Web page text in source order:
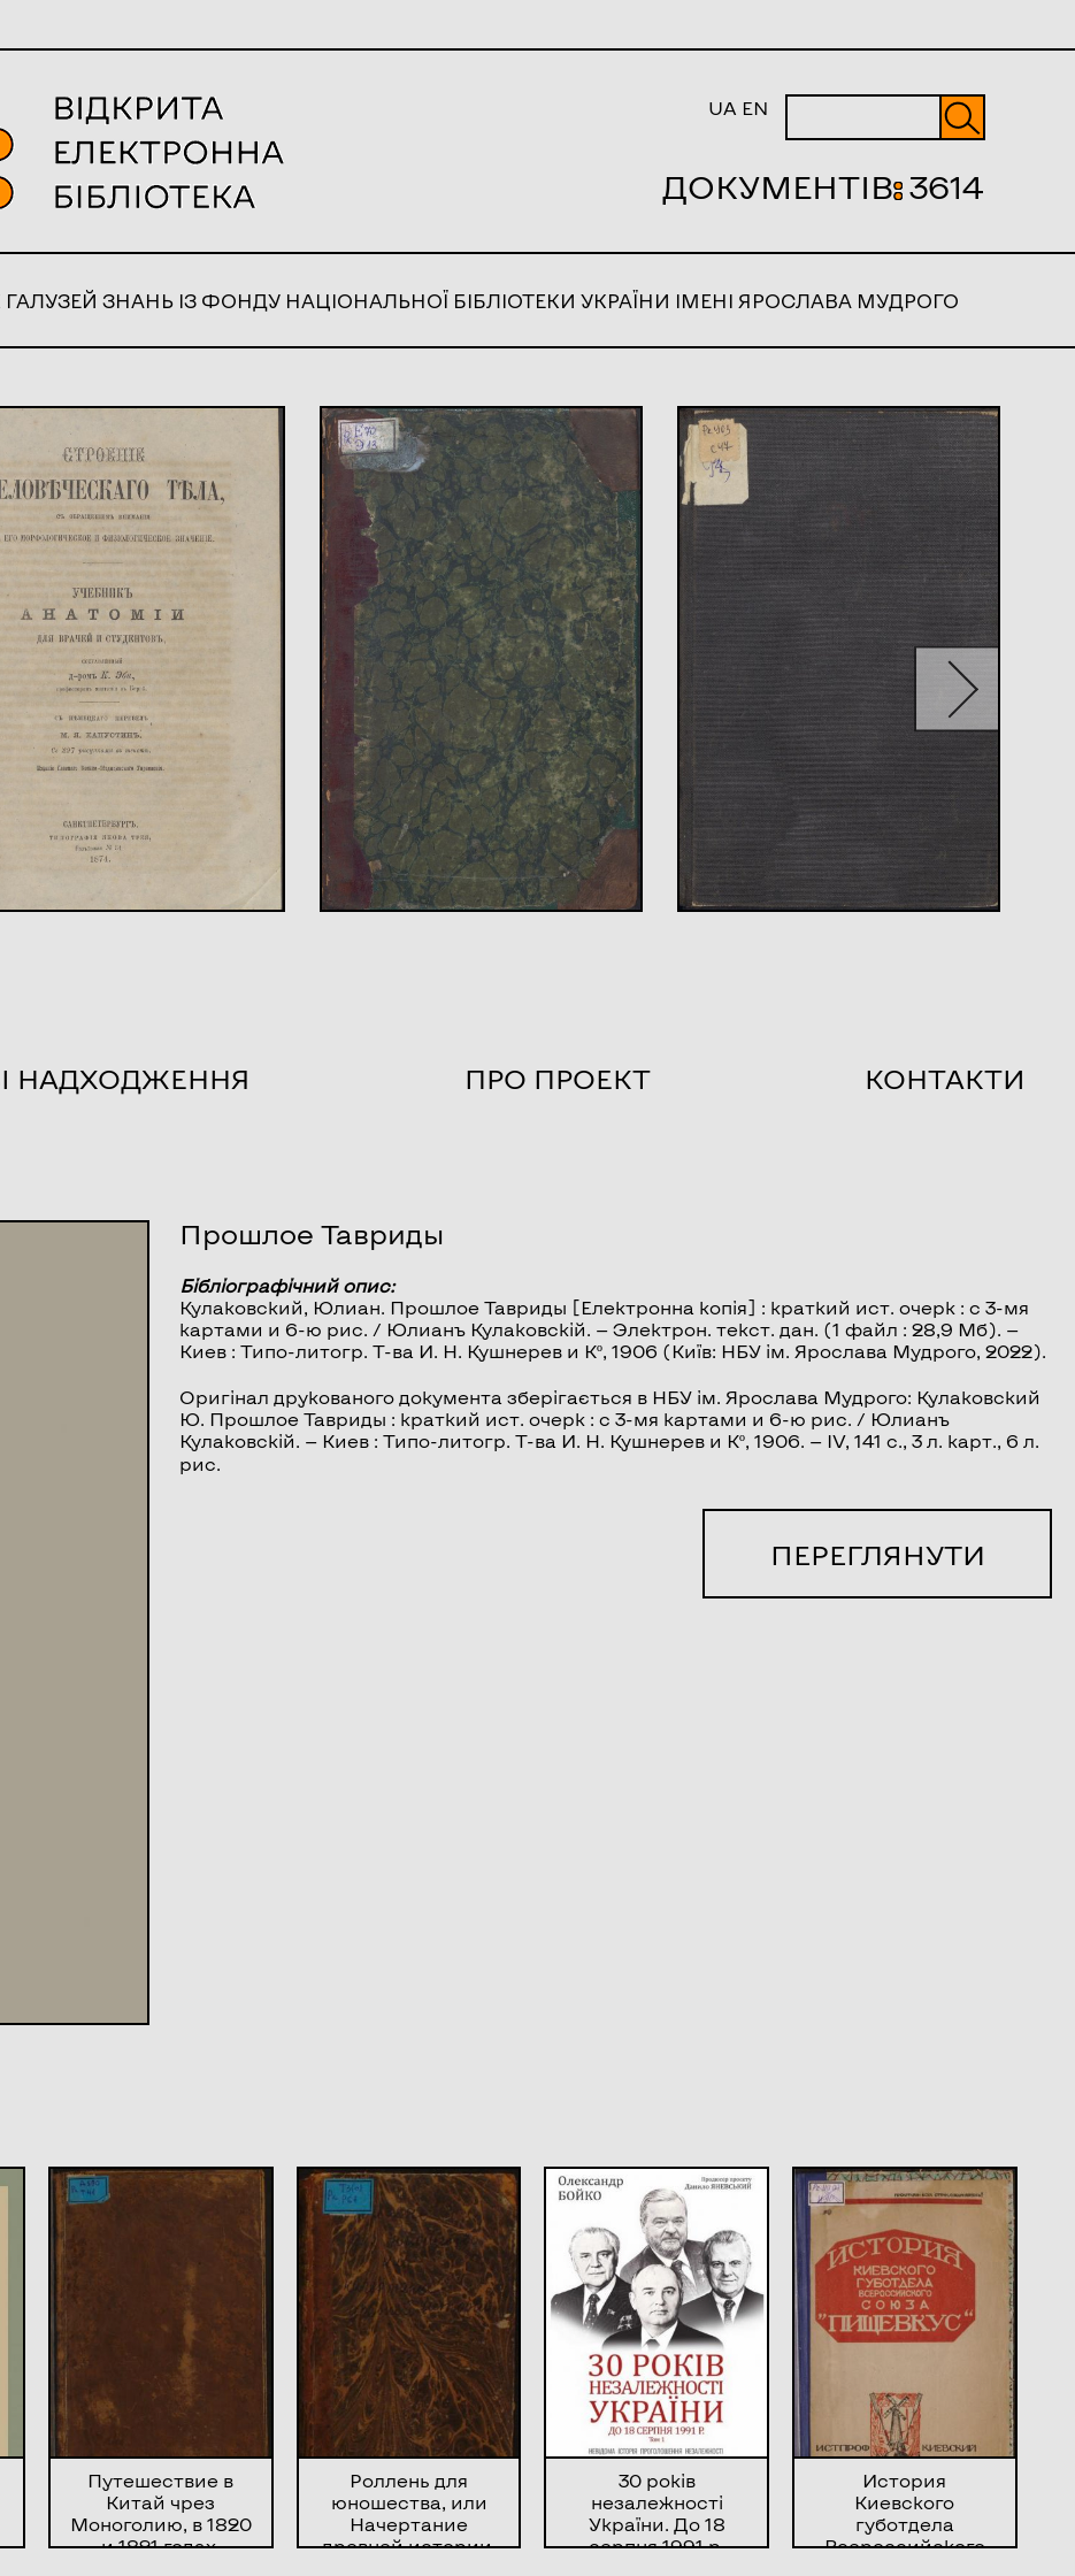
UA EN
ДОКУМЕНТІВ:3614
ЗНАНЬ ІЗ ФОНДУ НАЦІОНАЛЬНОЇ БІБЛІОТЕКИ УКРАЇНИ ІМЕНІ ЯРОСЛАВА МУДРОГО
НАДХОДЖЕННЯ ПРО ПРОЕКТ КОНТАКТИ
Прошлое Тавриды
Бібліографічний опис:
Кулаковский, Юлиан. Прошлое Тавриды [Електронна копія] : краткий ист. очерк : с 3-мя
картами и 6-ю рис. / Юлианъ Кулаковскій. — Электрон. текст. дан. (1 файл : 28,9 Мб). —
Киев : Типо-литогр. Т-ва И. Н. Кушнерев и Кº, 1906 (Київ: НБУ ім. Ярослава Мудрого, 2022).
Оригінал друкованого документа зберігається в НБУ ім. Ярослава Мудрого: Кулаковский
Ю. Прошлое Тавриды : краткий ист. очерк : с 3-мя картами и 6-ю рис. / Юлианъ
Кулаковскій. — Киев : Типо-литогр. Т-ва И. Н. Кушнерев и Кº, 1906. — IV, 141 с., 3 л. карт., 6 л.
рис.
ПЕРЕГЛЯНУТИ
Путешествие в
Китай чрез
Моноголию, в 1820
и 1821 годах.
Роллень для
юношества, или
Начертание
древней истории.
30 років
незалежності
України. До 18
серпня 1991 р.
История
Киевского
губотдела
Всероссийского